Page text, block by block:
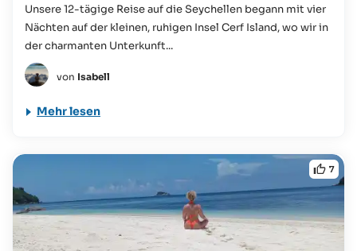
Unsere 12-tägige Reise auf die Seychellen begann mit vier
Nächten auf der kleinen, ruhigen Insel Cerf Island, wo wir in
der charmanten Unterkunft...
von Isabell
Mehr lesen
7